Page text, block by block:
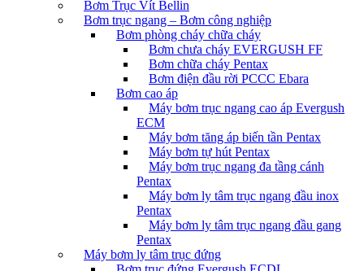
Bơm Trục Vít Bellin
Bơm trục ngang – Bơm công nghiệp
Bơm phòng cháy chữa cháy
Bơm chưa cháy EVERGUSH FF
Bơm chữa cháy Pentax
Bơm điện đầu rời PCCC Ebara
Bơm cao áp
Máy bơm trục ngang cao áp Evergush
ECM
Máy bơm tăng áp biến tần Pentax
Máy bơm tự hút Pentax
Máy bơm trục ngang đa tầng cánh
Pentax
Máy bơm ly tâm trục ngang đầu inox
Pentax
Máy bơm ly tâm trục ngang đầu gang
Pentax
Máy bơm ly tâm trục đứng